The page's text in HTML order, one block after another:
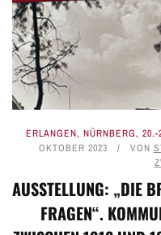
ERLANGEN, NÜRNBERG, 20.-
OKTOBER 2023
VON
AUSSTELLUNG: „DIE
FRAGEN“.